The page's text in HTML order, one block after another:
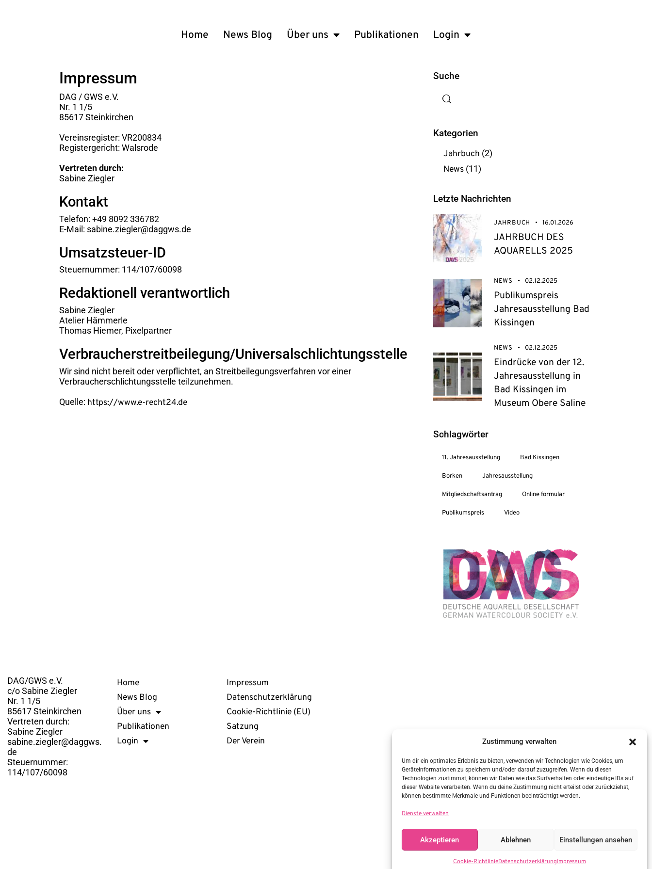
Zustimmung verwalten
Um dir ein optimales Erlebnis zu bieten, verwenden wir Technologien wie Cookies, um
Geräteinformationen zu speichern und/oder darauf zuzugreifen. Wenn du diesen
Technologien zustimmst, können wir Daten wie das Surfverhalten oder eindeutige IDs auf
dieser Website verarbeiten. Wenn du deine Zustimmung nicht erteilst oder zurückziehst,
können bestimmte Merkmale und Funktionen beeinträchtigt werden.
Dienste verwalten
Akzeptieren Ablehnen Einstellungen ansehen
Cookie-RichtlinieDatenschutzerklärungImpressum
Home News Blog Über uns Publikationen Login
Impressum
DAG / GWS e.V.
Nr. 1 1/5
85617 Steinkirchen
Vereinsregister: VR200834
Registergericht: Walsrode
Vertreten durch:
Sabine Ziegler
Kontakt
Telefon: +49 8092 336782
E-Mail: sabine.ziegler@daggws.de
Umsatzsteuer-ID
Steuernummer: 114/107/60098
Redaktionell verantwortlich
Sabine Ziegler
Atelier Hämmerle
Thomas Hiemer, Pixelpartner
Verbraucher­streit­beilegung/Universal­schlichtungs­stelle
Wir sind nicht bereit oder verpflichtet, an Streitbeilegungsverfahren vor einer
Verbraucherschlichtungsstelle teilzunehmen.
Quelle: https://www.e-recht24.de
Suche
Kategorien
Jahrbuch (2)
News(11)
Letzte Nachrichten
JAHRBUCH 16.01.2026
JAHRBUCH DES
AQUARELLS 2025
NEWS 02.12.2025
Publikumspreis
Jahresausstellung Bad
Kissingen
NEWS 02.12.2025
Eindrücke von der 12.
Jahresausstellung in
Bad Kissingen im
Museum Obere Saline
Schlagwörter
11. Jahresausstellung Bad Kissingen
Borken Jahresausstellung
Mitgliedschaftsantrag Online formular
Publikumspreis Video
DAG/GWS e.V.
c/o Sabine Ziegler
Nr. 1 1/5
85617 Steinkirchen
Vertreten durch:
Sabine Ziegler
sabine.ziegler@daggws.
de
Steuernummer:
114/107/60098
Home
News Blog
Über uns
Publikationen
Login
Impressum
Datenschutzerklärung
Cookie-Richtlinie (EU)
Satzung
Der Verein